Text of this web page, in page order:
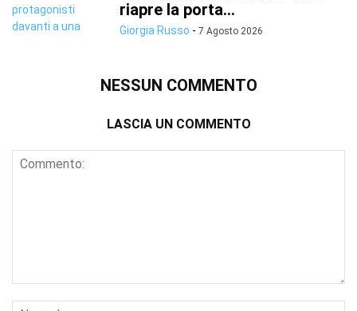
riapre la porta...
Giorgia Russo - 7 Agosto 2026
NESSUN COMMENTO
LASCIA UN COMMENTO